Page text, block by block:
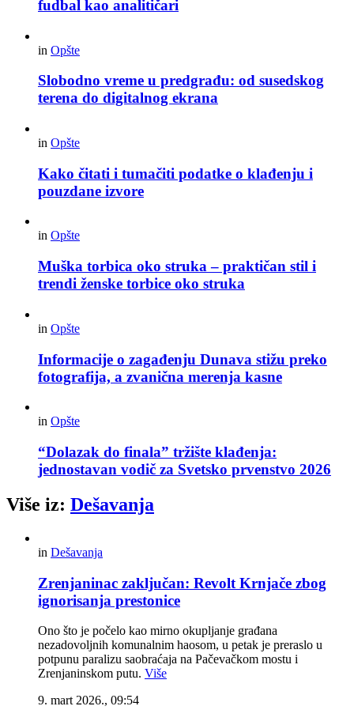
fudbal kao analitičari
in Opšte
Slobodno vreme u predgrađu: od susedskog
terena do digitalnog ekrana
in Opšte
Kako čitati i tumačiti podatke o klađenju i
pouzdane izvore
in Opšte
Muška torbica oko struka – praktičan stil i
trendi ženske torbice oko struka
in Opšte
Informacije o zagađenju Dunava stižu preko
fotografija, a zvanična merenja kasne
in Opšte
“Dolazak do finala” tržište klađenja:
jednostavan vodič za Svetsko prvenstvo 2026
Više iz: Dešavanja
in Dešavanja
Zrenjaninac zaključan: Revolt Krnjače zbog
ignorisanja prestonice
Ono što je počelo kao mirno okupljanje građana
nezadovoljnih komunalnim haosom, u petak je preraslo u
potpunu paralizu saobraćaja na Pačevačkom mostu i
Zrenjaninskom putu. Više
9. mart 2026., 09:54